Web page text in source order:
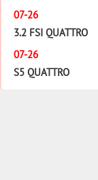
07-26
3.2 FSI QUATTRO
07-26
S5 QUATTRO